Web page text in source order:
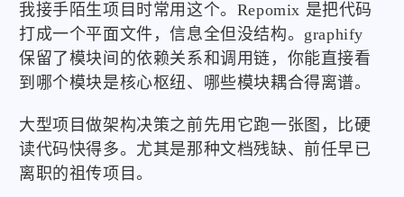
我接手陌生项目时常用这个。Repomix 是把代码
打成一个平面文件，信息全但没结构。graphify
保留了模块间的依赖关系和调用链，你能直接看
到哪个模块是核心枢纽、哪些模块耦合得离谱。
大型项目做架构决策之前先用它跑一张图，比硬
读代码快得多。尤其是那种文档残缺、前任早已
离职的祖传项目。